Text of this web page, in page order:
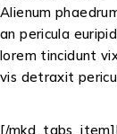
Alienum
an pericula
lorem tincidunt
vis detraxit
[/